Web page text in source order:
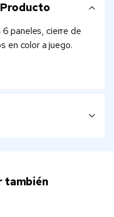
paneles, cierre de
en color a juego.
también